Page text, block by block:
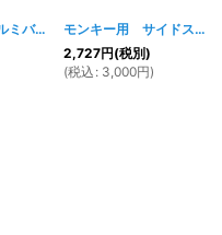
[220w
モンキー用 アルミバックステップキット [212w]
モンキー用 サイドスタンド＆マウントブラケット 235mm
2,727円(税別)
(税込 : 3,000円)